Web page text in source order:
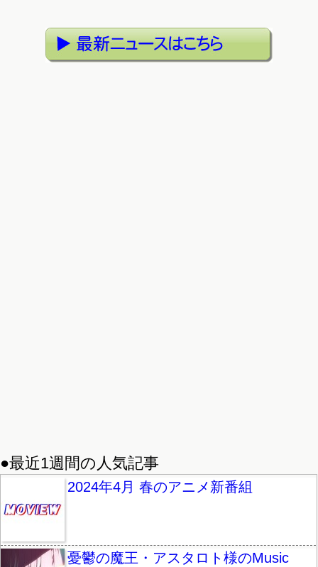
●最近1週間の人気記事
2024年4月 春のアニメ新番組
憂鬱の魔王・アスタロト様のMusic